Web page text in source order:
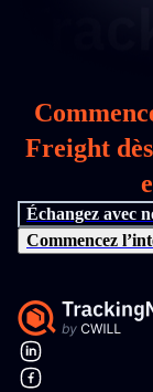
Freight
Échangez avec
Commencez